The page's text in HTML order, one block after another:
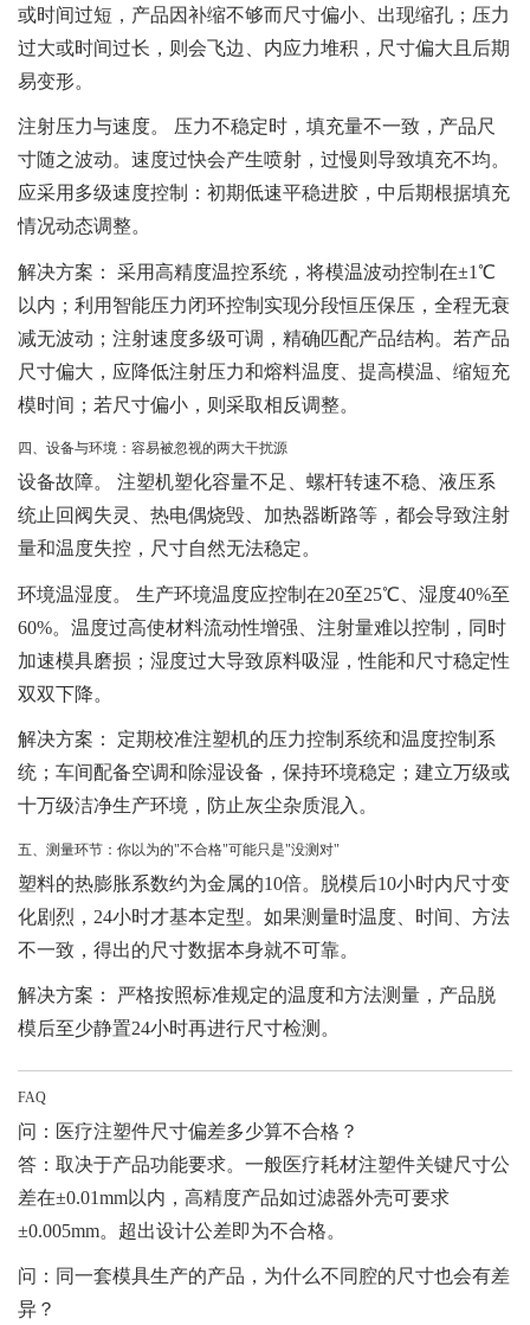
或时间过短，产品因补缩不够而尺寸偏小、出现缩孔；压力
过大或时间过长，则会飞边、内应力堆积，尺寸偏大且后期
易变形。
注射压力与速度。
压力不稳定时，填充量不一致，产品尺
寸随之波动。速度过快会产生喷射，过慢则导致填充不均。
应采用多级速度控制：初期低速平稳进胶，中后期根据填充
情况动态调整。
解决方案 ： 采用高精度温控系统，将模温波动控制在±1℃
以内；利用智能压力闭环控制实现分段恒压保压，全程无衰
减无波动；注射速度多级可调，精确匹配产品结构。若产品
尺寸偏大，应降低注射压力和熔料温度、提高模温、缩短充
模时间；若尺寸偏小，则采取相反调整。
四、设备与环境：容易被忽视的两大干扰源
设备故障。
注塑机塑化容量不足、螺杆转速不稳、液压系
统止回阀失灵、热电偶烧毁、加热器断路等，都会导致注射
量和温度失控，尺寸自然无法稳定。
环境温湿度。
生产环境温度应控制在20至25℃、湿度40%至
60%。温度过高使材料流动性增强、注射量难以控制，同时
加速模具磨损；湿度过大导致原料吸湿，性能和尺寸稳定性
双双下降。
解决方案 ： 定期校准注塑机的压力控制系统和温度控制系
统；车间配备空调和除湿设备，保持环境稳定；建立万级或
十万级洁净生产环境，防止灰尘杂质混入。
五、测量环节：你以为的"不合格"可能只是"没测对"
塑料的热膨胀系数约为金属的10倍。脱模后10小时内尺寸变
化剧烈，24小时才基本定型。如果测量时温度、时间、方法
不一致，得出的尺寸数据本身就不可靠。
解决方案 ： 严格按照标准规定的温度和方法测量，产品脱
模后至少静置24小时再进行尺寸检测。
FAQ
问：医疗注塑件尺寸偏差多少算不合格？
答：取决于产品功能要求。一般医疗耗材注塑件关键尺寸公
差在±0.01mm以内，高精度产品如过滤器外壳可要求
±0.005mm。超出设计公差即为不合格。
问：同一套模具生产的产品，为什么不同腔的尺寸也会有差
异？